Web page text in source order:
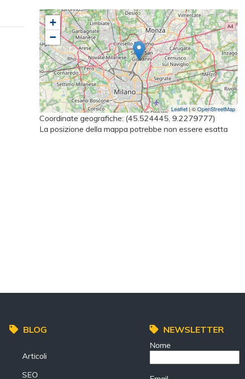
+
−
Leaflet| ©OpenStreetMap
Coordinate geografiche: (45.524445, 9.2279777)
La posizione della mappa potrebbe non essere esatta
BLOG
Articoli
SEO
NEWSLETTER
Nome